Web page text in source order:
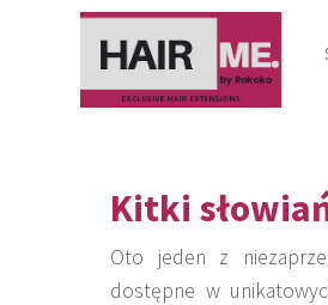
Kitki
Oto jeden z
dostępne w